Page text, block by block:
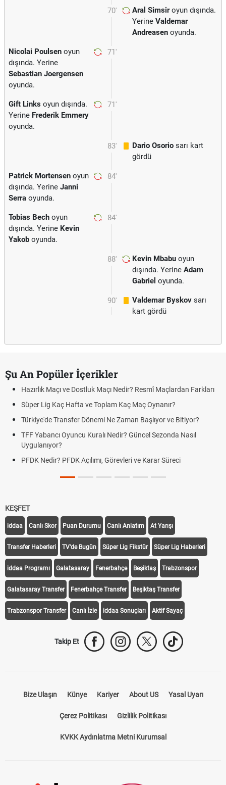
70' Aral Simsiroyun dışında.
Yerine Valdemar
Andreasen oyunda.
71'
Nicolai Poulsen oyun
dışında. Yerine
Sebastian Joergensen
oyunda.
71'
Gift Links oyun dışında.
Yerine Frederik Emmery
oyunda.
83' Dario Osorio sarı kart
gördü
84'
Patrick Mortensen oyun
dışında. Yerine Janni
Serra oyunda.
84'
Tobias Bech oyun
dışında. Yerine Kevin
Yakob oyunda.
88' Kevin Mbabu oyun
dışında. Yerine Adam
Gabriel oyunda.
90' Valdemar Byskov sarı
kart gördü
Şu An Popüler İçerikler
Hazırlık Maçı ve Dostluk Maçı Nedir? Resmî Maçlardan Farkları
Süper Lig Kaç Hafta ve Toplam Kaç Maç Oynanır?
Türkiye'de Transfer Dönemi Ne Zaman Başlıyor ve Bitiyor?
TFF Yabancı Oyuncu Kuralı Nedir? Güncel Sezonda Nasıl
Uygulanıyor?
PFDK Nedir? PFDK Açılımı, Görevleri ve Karar Süreci
KEŞFET
iddaa Canlı Skor Puan Durumu Canlı Anlatım At Yarışı
Transfer Haberleri TV'de Bugün Süper Lig Fikstür Süper Lig Haberleri
iddaa Programı Galatasaray Fenerbahçe Beşiktaş Trabzonspor
Galatasaray Transfer Fenerbahçe Transfer Beşiktaş Transfer
Trabzonspor Transfer Canlı İzle iddaa Sonuçları Aktif Sayaç
Takip Et
Bize Ulaşın Künye Kariyer About US Yasal Uyarı
Çerez Politikası Gizlilik Politikası
KVKK Aydınlatma Metni Kurumsal